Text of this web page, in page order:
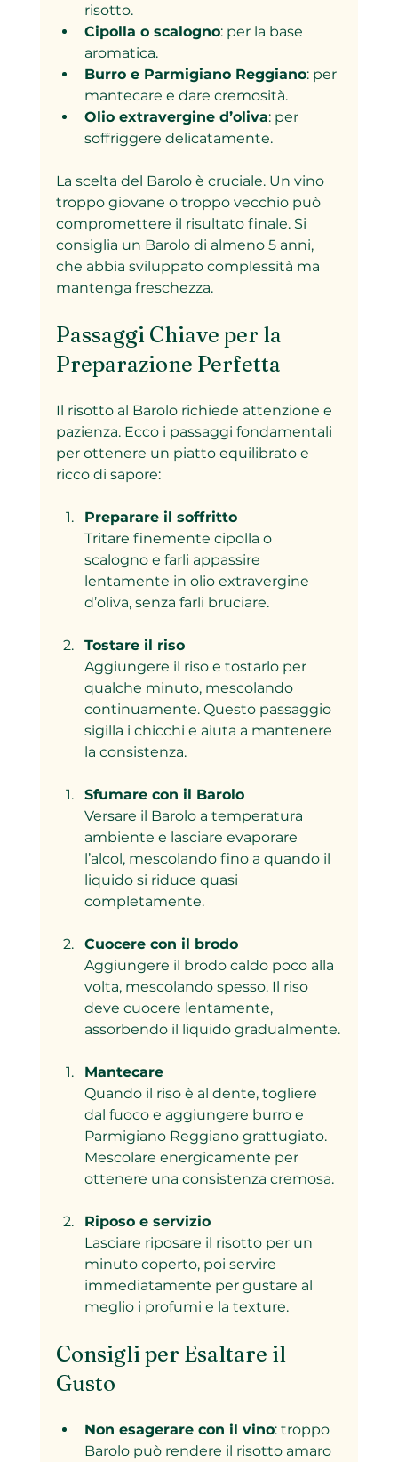
risotto.
Cipolla o scalogno: per la base
aromatica.
Burro e Parmigiano Reggiano: per
mantecare e dare cremosità.
Olio extravergine d’oliva: per
soffriggere delicatamente.
La scelta del Barolo è cruciale. Un vino
troppo giovane o troppo vecchio può
compromettere il risultato finale. Si
consiglia un Barolo di almeno 5 anni,
che abbia sviluppato complessità ma
mantenga freschezza.
Passaggi Chiave per la
Preparazione Perfetta
Il risotto al Barolo richiede attenzione e
pazienza. Ecco i passaggi fondamentali
per ottenere un piatto equilibrato e
ricco di sapore:
Preparare il soffritto
Tritare finemente cipolla o
scalogno e farli appassire
lentamente in olio extravergine
d’oliva, senza farli bruciare.
Tostare il riso
Aggiungere il riso e tostarlo per
qualche minuto, mescolando
continuamente. Questo passaggio
sigilla i chicchi e aiuta a mantenere
la consistenza.
Sfumare con il Barolo
Versare il Barolo a temperatura
ambiente e lasciare evaporare
l’alcol, mescolando fino a quando il
liquido si riduce quasi
completamente.
Cuocere con il brodo
Aggiungere il brodo caldo poco alla
volta, mescolando spesso. Il riso
deve cuocere lentamente,
assorbendo il liquido gradualmente.
Mantecare
Quando il riso è al dente, togliere
dal fuoco e aggiungere burro e
Parmigiano Reggiano grattugiato.
Mescolare energicamente per
ottenere una consistenza cremosa.
Riposo e servizio
Lasciare riposare il risotto per un
minuto coperto, poi servire
immediatamente per gustare al
meglio i profumi e la texture.
Consigli per Esaltare il
Gusto
Non esagerare con il vino: troppo
Barolo può rendere il risotto amaro